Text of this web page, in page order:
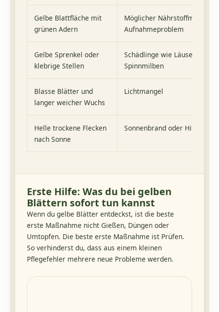
Gelbe Blattfläche mit
grünen Adern
Möglicher Nährstoffmangel
Aufnahmeproblem
Gelbe Sprenkel oder
klebrige Stellen
Schädlinge wie Läuse,
Spinnmilben
Blasse Blätter und
langer weicher Wuchs
Lichtmangel
Helle trockene Flecken
nach Sonne
Sonnenbrand oder
Erste Hilfe: Was du bei gelben
Blättern sofort tun kannst
Wenn du gelbe Blätter entdeckst, ist die beste
erste Maßnahme nicht Gießen, Düngen oder
Umtopfen. Die beste erste Maßnahme ist Prüfen.
So verhinderst du, dass aus einem kleinen
Pflegefehler mehrere neue Probleme werden.